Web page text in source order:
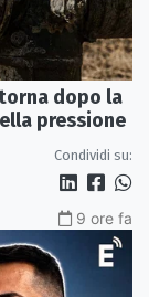
dopo la
pressione
Condividi su:
9 ore fa